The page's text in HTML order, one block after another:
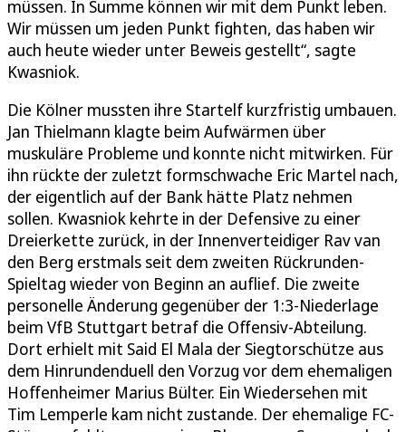
müssen. In Summe können wir mit dem Punkt leben.
Wir müssen um jeden Punkt fighten, das haben wir
auch heute wieder unter Beweis gestellt“, sagte
Kwasniok.
Die Kölner mussten ihre Startelf kurzfristig umbauen.
Jan Thielmann klagte beim Aufwärmen über
muskuläre Probleme und konnte nicht mitwirken. Für
ihn rückte der zuletzt formschwache Eric Martel nach,
der eigentlich auf der Bank hätte Platz nehmen
sollen. Kwasniok kehrte in der Defensive zu einer
Dreierkette zurück, in der Innenverteidiger Rav van
den Berg erstmals seit dem zweiten Rückrunden-
Spieltag wieder von Beginn an auflief. Die zweite
personelle Änderung gegenüber der 1:3-Niederlage
beim VfB Stuttgart betraf die Offensiv-Abteilung.
Dort erhielt mit Said El Mala der Siegtorschütze aus
dem Hinrundenduell den Vorzug vor dem ehemaligen
Hoffenheimer Marius Bülter. Ein Wiedersehen mit
Tim Lemperle kam nicht zustande. Der ehemalige FC-